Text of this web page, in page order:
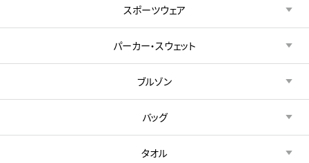
スポーツウェア
パーカー・スウェット
ブルゾン
バッグ
タオル